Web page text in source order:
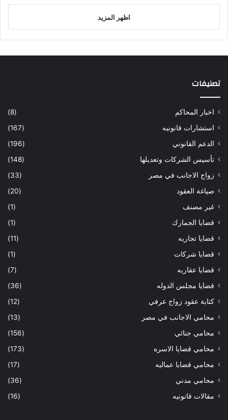
اظهر المزيد
تصنيفات
اخبار المحاكم
(8)
استشارات قانونيه
(167)
الدعم القانوني
(196)
تأسيس الشركات وتعديلها
(148)
زواج الاجانب في مصر
(33)
صياغة العقود
(20)
غير مصنف
(1)
قضايا الجمارك
(1)
قضايا تجاريه
(11)
قضايا شركات
(1)
قضايا عقاريه
(7)
قضايا مجلس الدوله
(36)
كتابة عقود زواج عرفي
(12)
محامي الاجانب في مصر
(13)
محامي جنائي
(156)
محامي قضايا الاسره
(173)
محامي قضايا عماليه
(17)
محامي مدني
(36)
مقالات قانونيه
(16)